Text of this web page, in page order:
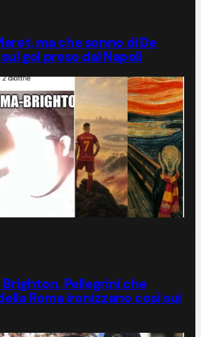
ma che sonno di De
gol preso dal Napoli
Pellegrini che
Roma ironizzano così sui